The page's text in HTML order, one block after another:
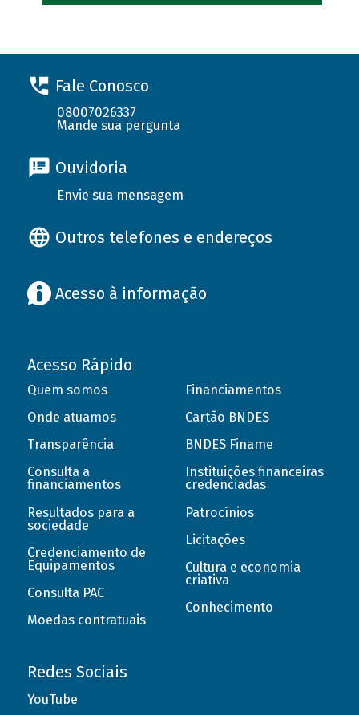
Fale Conosco
08007026337
Mande sua pergunta
Ouvidoria
Envie sua mensagem
Outros telefones e endereços
Acesso à informação
Acesso Rápido
Quem somos
Onde atuamos
Transparência
Consulta a
financiamentos
Resultados para a
sociedade
Credenciamento de
Equipamentos
Consulta PAC
Moedas contratuais
Financiamentos
Cartão BNDES
BNDES Finame
Instituições financeiras
credenciadas
Patrocínios
Licitações
Cultura e economia
criativa
Conhecimento
Redes Sociais
YouTube